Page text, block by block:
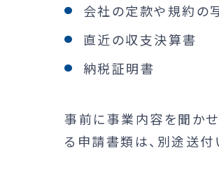
会社の定款や規約の
直近の収支決算書
納税証明書
事前に事業内容を聞か
る申請書類は、別途送付